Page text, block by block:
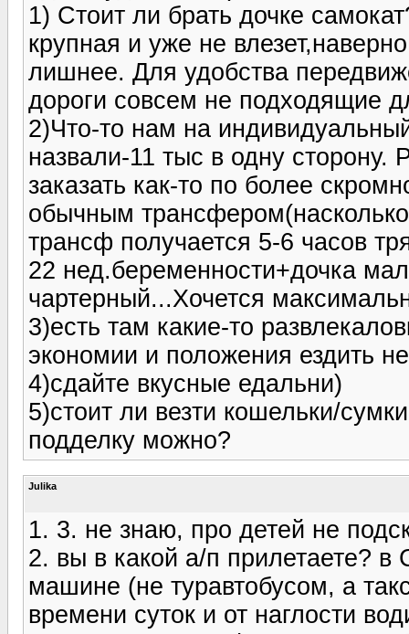
1) Стоит ли брать дочке
крупная и уже не
лишнее. Для удобства
дороги совсем не подходящие
2)Что-то нам на
назвали-11 тыс в одну сторону.
заказать как-то по более
обычным
трансф получается 5-6 часов
22 нед.беременности+дочка
чартерный...Хочется
3)есть там какие-то
экономии и положения ездить
4)сдайте вкусные едальни)
5)стоит ли везти кошельки/
подделку можно?
Julika
1. 3. не знаю, про детей не
2. вы в какой а/п прилетаете? в
машине (не туравтобусом, а
времени суток и от наглости